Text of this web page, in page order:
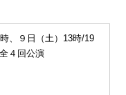
、９日（土）13時/19
４回公演